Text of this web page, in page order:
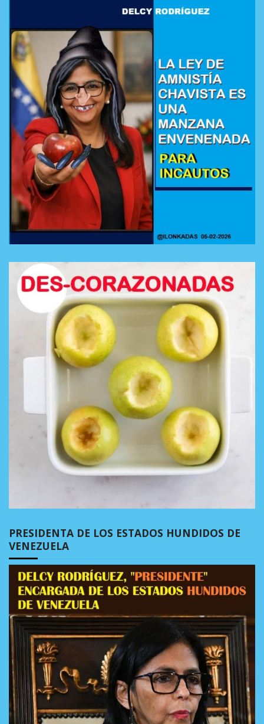
PRESIDENTA DE LOS ESTADOS HUNDIDOS DE
VENEZUELA